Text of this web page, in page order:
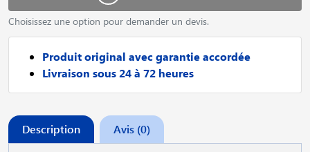
Choisissez une option pour demander un devis.
Produit original avec garantie accordée
Livraison sous 24 à 72 heures
Description Avis (0)